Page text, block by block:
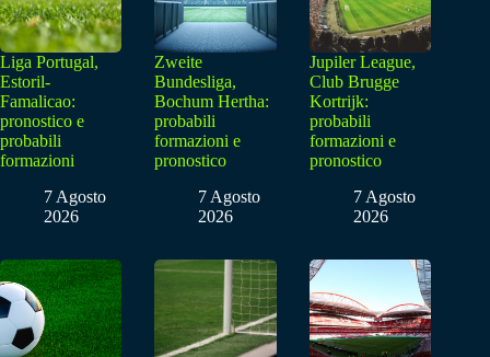
Liga Portugal,
Estoril-
Famalicao:
pronostico e
probabili
formazioni
7 Agosto
2026
Zweite
Bundesliga,
Bochum Hertha:
probabili
formazioni e
pronostico
7 Agosto
2026
Jupiler League,
Club Brugge
Kortrijk:
probabili
formazioni e
pronostico
7 Agosto
2026